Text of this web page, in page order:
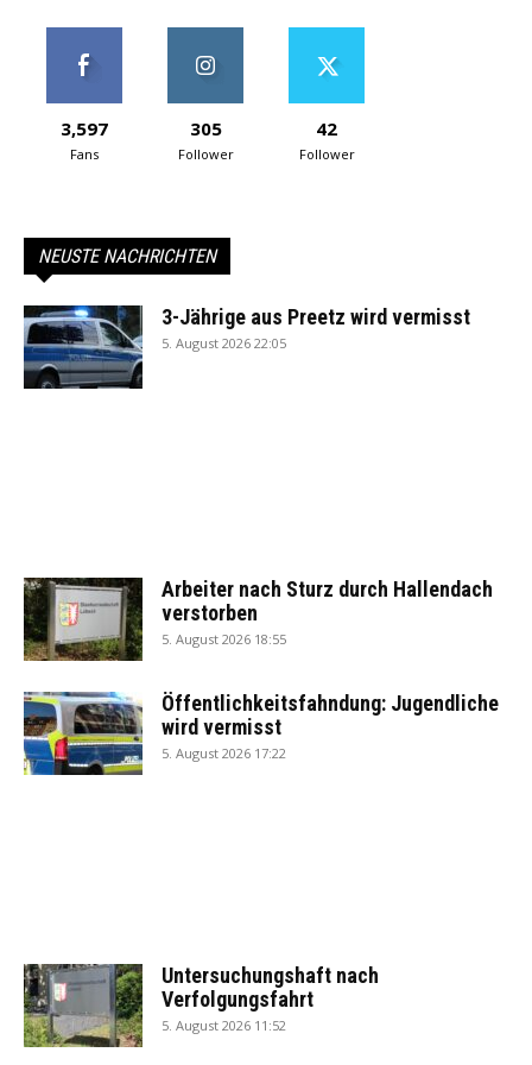
3,597
Fans
305
Follower
42
Follower
NEUSTE NACHRICHTEN
3-Jährige aus Preetz wird vermisst
5. August 2026 22:05
Arbeiter nach Sturz durch Hallendach
verstorben
5. August 2026 18:55
Öffentlichkeitsfahndung: Jugendliche
wird vermisst
5. August 2026 17:22
Untersuchungshaft nach
Verfolgungsfahrt
5. August 2026 11:52